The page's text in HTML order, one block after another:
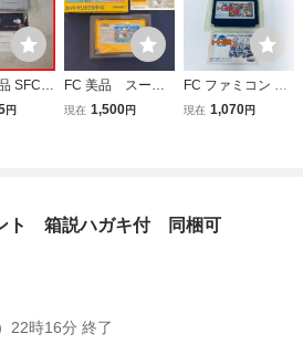
SFC
ァミコ
円
FC 美品 スーパ
ーマリオブラザー
現在 1,500円
FC ファミコン SD
ヒーロー総決戦
現在 1,070円
ト 箱説ハガキ付 同梱可
22時16分 終了